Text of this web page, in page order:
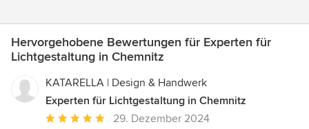
Hervorgehobene Bewertungen für Experten für
Lichtgestaltung in Chemnitz
KATARELLA | Design & Handwerk
Experten für Lichtgestaltung in Chemnitz
Durchschnittliche29. Dezember 2024